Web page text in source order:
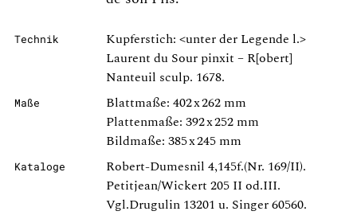
Technik
Kupferstich: <unter der Legende l.>
Laurent du Sour pinxit – R[obert]
Nanteuil sculp. 1678.
Maße
Blattmaße: 402 x 262 mm
Plattenmaße: 392 x 252 mm
Bildmaße: 385 x 245 mm
Kataloge
Robert-Dumesnil 4,145f.(Nr. 169/II).
Petitjean/Wickert 205 II od.III.
Vgl.Drugulin 13201 u. Singer 60560.